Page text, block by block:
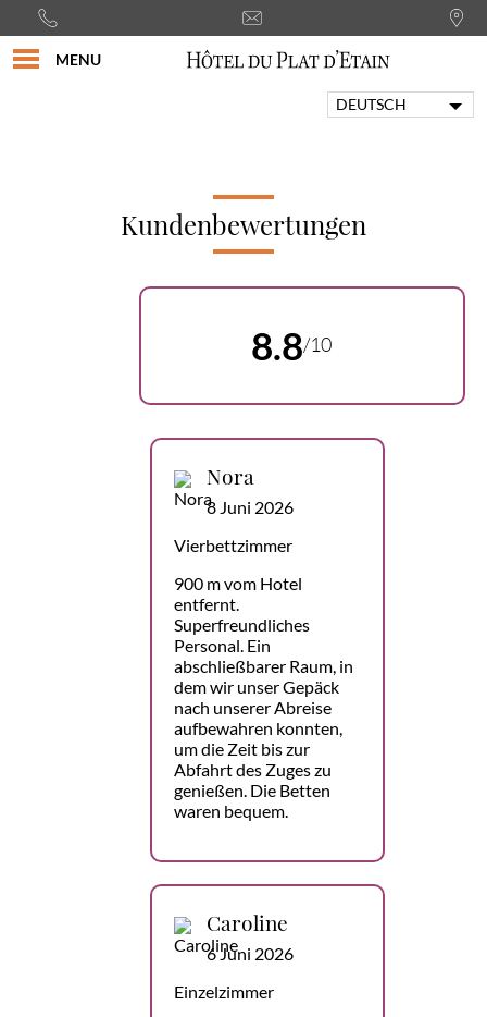
MENU
DEUTSCH
ITALIANO
ESPAÑOL
Kundenbewertungen
8.8/10
Nora
8 Juni 2026
Vierbettzimmer
900 m vom Hotel
entfernt.
Superfreundliches
Personal. Ein
abschließbarer Raum, in
dem wir unser Gepäck
nach unserer Abreise
aufbewahren konnten,
um die Zeit bis zur
Abfahrt des Zuges zu
genießen. Die Betten
waren bequem.
Caroline
6 Juni 2026
Einzelzimmer